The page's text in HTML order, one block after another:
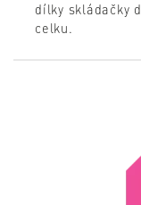
dílky skládačky
celku.